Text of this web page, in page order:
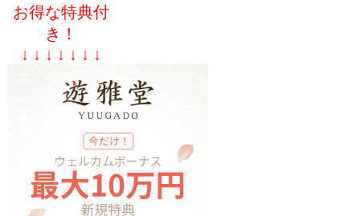
お得な特典付
き！
↓ ↓ ↓ ↓ ↓ ↓ ↓